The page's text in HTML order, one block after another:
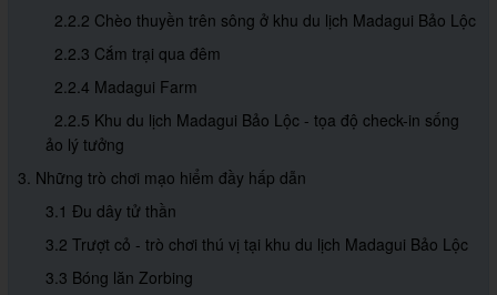
2.2.2 Chèo thuyền trên sông ở khu du lịch Madagui Bảo Lộc
2.2.3 Cắm trại qua đêm
2.2.4 Madagui Farm
2.2.5 Khu du lịch Madagui Bảo Lộc - tọa độ check-in sống
ảo lý tưởng
3. Những trò chơi mạo hiểm đầy hấp dẫn
3.1 Đu dây tử thần
3.2 Trượt cỏ - trò chơi thú vị tại khu du lịch Madagui Bảo Lộc
3.3 Bóng lăn Zorbing